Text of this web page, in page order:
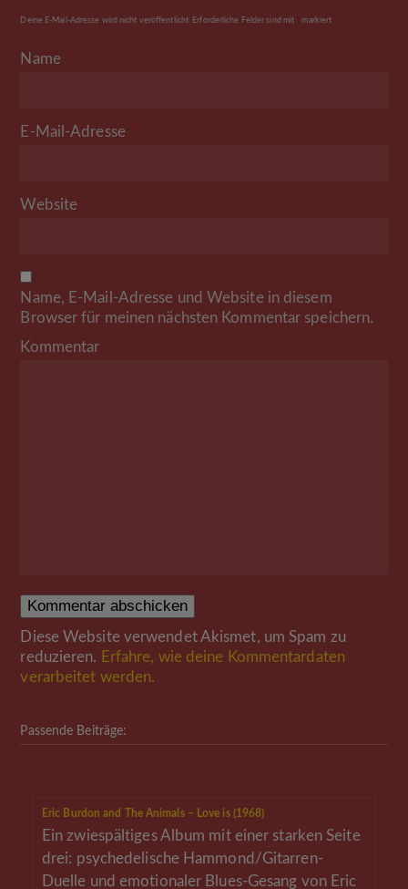
Deine E-Mail-Adresse wird nicht veröffentlicht. Erforderliche Felder sind mit markiert
Name
E-Mail-Adresse
Website
Name, E-Mail-Adresse und Website in diesem
Browser für meinen nächsten Kommentar speichern.
Kommentar
Diese Website verwendet Akismet, um Spam zu
reduzieren. Erfahre, wie deine Kommentardaten
verarbeitet werden.
Passende Beiträge:
Eric Burdon and The Animals – Love is (1968)
Ein zwiespältiges Album mit einer starken Seite
drei: psychedelische Hammond/Gitarren-
Duelle und emotionaler Blues-Gesang von Eric